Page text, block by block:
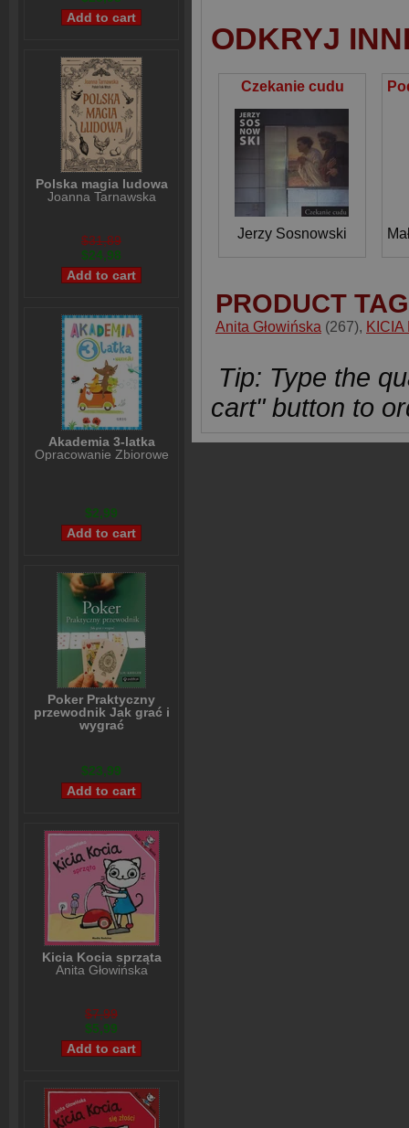
Polska magia ludowa
Joanna Tarnawska
$31,89
$24,98
Akademia 3-latka
Opracowanie Zbiorowe
$2,99
Poker Praktyczny
przewodnik Jak grać i
wygrać
$23,99
Kicia Kocia sprząta
Anita Głowińska
$7,99
$5,99
ODKRYJ
Czekanie cudu
Jerzy Sosnowski
PRODUCT
Anita Głowińska (267), KICIA
Tip: Type the
cart" button to